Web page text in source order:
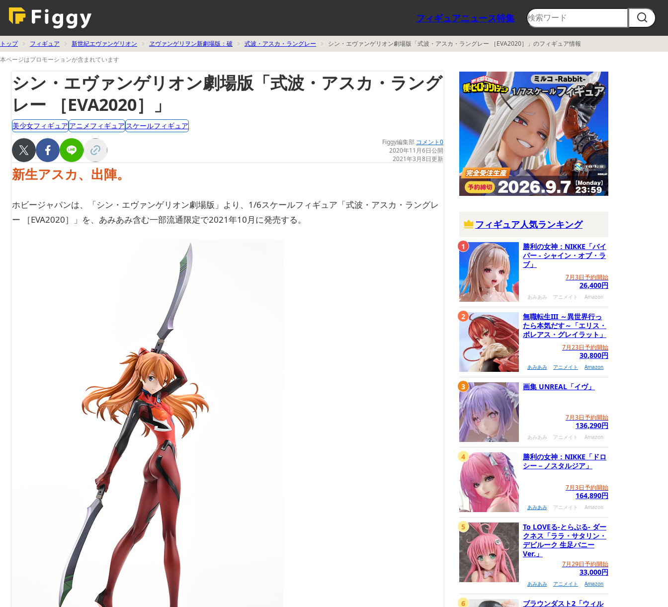
フィギュアニュース特集
トップ フィギュア 新世紀エヴァンゲリオン ヱヴァンゲリヲン新劇場版：破 式波・アスカ・ラングレー
シン・エヴァンゲリオン劇場版「式波・アスカ・ラングレー ［EVA2020］」のフィギュア情報
本ページはプロモーションが含まれています
シン・エヴァンゲリオン劇場版「式波・アスカ・ラング
レー ［EVA2020］」
美少女フィギュア アニメフィギュア スケールフィギュア
Figgy編集部 コメント0
2020年11月6日公開
2021年3月8日更新
新生アスカ、出陣。
ホビージャパンは、「シン・エヴァンゲリオン劇場版」より、1/6スケールフィギュア「式波・アスカ・ラングレ
ー ［EVA2020］」を、あみあみ含む一部流通限定で2021年10月に発売する。
フィギュア人気ランキング
勝利の女神：NIKKE「バイ
パー - シャイン・オブ・ラ
ブ」
7月3日予約開始
26,400円
あみあみ アニメイト Amazon
1
無職転生III ～異世界行っ
たら本気だす～「エリス・
ボレアス・グレイラット」
7月23日予約開始
30,800円
あみあみ アニメイト Amazon
2
画集 UNREAL「イヴ」
7月3日予約開始
136,290円
あみあみ アニメイト Amazon
3
勝利の女神：NIKKE「ドロ
シー－ノスタルジア」
7月3日予約開始
164,890円
あみあみ アニメイト Amazon
4
To LOVEる-とらぶる- ダー
クネス「ララ・サタリン・
デビルーク 生足バニー
Ver.」
7月29日予約開始
33,000円
あみあみ アニメイト Amazon
5
ブラウンダスト2「ウィル
6